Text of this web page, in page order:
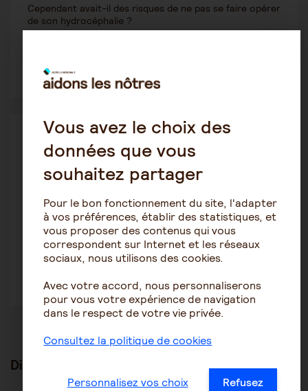
Cependant avait-il des risques de ne pas se faire opérer
de son hydrocéphalie ?
Laure Castel
7 août 2023 8:58
Le Dr Charret est actuellement en congés.
Cependant il est difficile de répondre à ce genre de
question.
Discussions en lien
Vous avez le choix des
données que vous
souhaitez partager
Pour le bon fonctionnement du site, l'adapter
à vos préférences, établir des statistiques, et
vous proposer des contenus qui vous
correspondent sur Internet et les réseaux
sociaux, nous utilisons des cookies.
Avec votre accord, nous personnaliserons
pour vous votre expérience de navigation
dans le respect de votre vie privée.
Consultez la politique de cookies
Personnalisez vos choix Refusez